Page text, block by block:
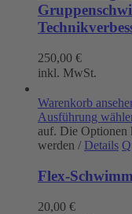
250,00 €
inkl. MwSt.
Warenkorb
Ausführung
auf. Die Optionen
werden / Details
Flex-
20,00 €